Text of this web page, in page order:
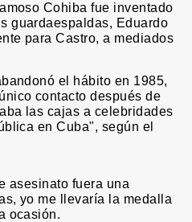
Cohiba fue inventado
guardaespaldas, Eduardo
para Castro, a mediados
el hábito en 1985,
contacto después de
las cajas a celebridades
en Cuba", según el
asesinato fuera una
yo me llevaría la medalla
ocasión.